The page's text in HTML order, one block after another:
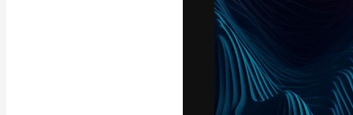
Copyright ©